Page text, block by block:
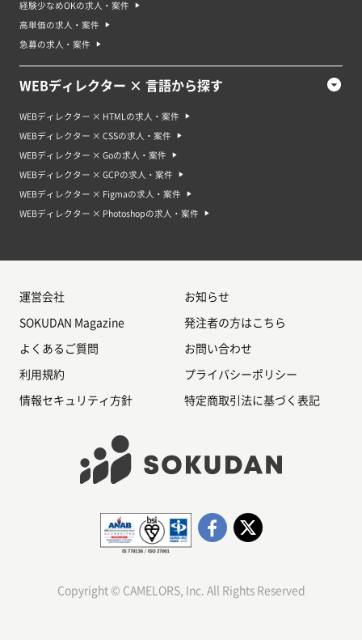
術を学ぶことで、Webサイトのデザインや検索エンジンへのアクセス性を向
上させることができます。
Webディレクター案件は未経験でも応募できる？
経験やデザイナー経験、マーケティングの経験などWeb制作に関わった経験
判断することができるでしょう。また、応募する際には、その案件に適した
とを伝える工夫をするとよいでしょう。
Webディレクターとは、Webサイトを制作するための企画、制作、運営を担
当するプロフェッショナルのことを指します。Webディレクターという職業
くの企業がWebサイトを持ち、その企画、制作、運営に関するニーズが高ま
Webディレクターのキャリアパスは、以下のような流れが一般的で
・Webデザイナーとしての経験を積み、Webディレクターとして昇格する
Webディレクターとして経験を積んだ人は、クリエイティブディレクター、
ができます。また、Webディレクターのキャリアにおいては、常に最新の
得することが重要です。さらに、Webサイト運営に必要なマーケティングや
A.Webディレクターは、WebサイトやWebサービスの制作、運営、マーケテ
ィング、アナリティクスなどを担当する仕事です。Webサイトのデザインや
コンテンツの制作、SEO対策、Webアナリティクスなどを担当することが多
いです。手を動かす業務よりプロジェクトの管理や各担当への指示出しなど
Q.Webディレクターは、どのようなスキルが求められますか？
A.Webデザインやコンテンツ制作のスキル、HTML、CSS、JavaScriptなど
のWeb制作スキル、SEOやWebアナリティクスなどのマーケティングスキル
Q.Webディレクターにはどのようなキャリアパスがありますか？
経験少なめOKの求人・案件
高単価の求人・案件
急募の求人・案件
WEBディレクター × 言語から探す
WEBディレクター × HTMLの求人・案件
WEBディレクター × CSSの求人・案件
WEBディレクター × Goの求人・案件
WEBディレクター × GCPの求人・案件
WEBディレクター × Figmaの求人・案件
WEBディレクター × Photoshopの求人・案件
運営会社 お知らせ
SOKUDAN Magazine 発注者の方はこちら
よくあるご質問 お問い合わせ
利用規約 プライバシーポリシー
情報セキュリティ方針 特定商取引法に基づく表記
Copyright © CAMELORS, Inc. All Rights Reserved